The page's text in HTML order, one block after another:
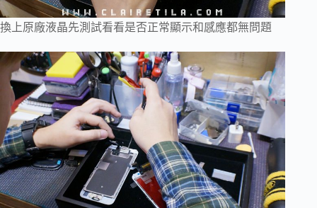
換上原廠液晶先測試看看是否正常顯示和感應都無問題